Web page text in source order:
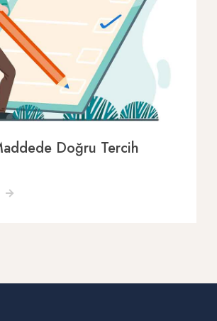
Doğru Tercih